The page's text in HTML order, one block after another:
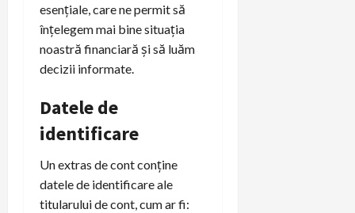
esențiale, care ne permit să
înțelegem mai bine situația
noastră financiară și să luăm
decizii informate.
Datele de
identificare
Un extras de cont conține
datele de identificare ale
titularului de cont, cum ar fi: